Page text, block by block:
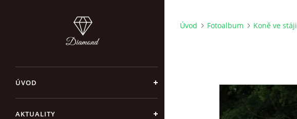
ÚVOD
AKTUALITY
Úvod Fotoalbum Koně ve stáji